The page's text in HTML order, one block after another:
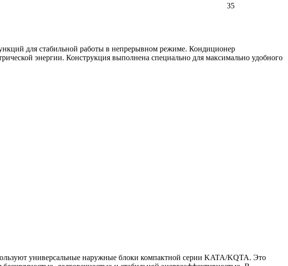
35
для стабильной работы в непрерывном режиме. Кондиционер
энергии. Конструкция выполнена специально для максимально удобного
универсальные наружные блоки компактной серии KATA/KQTA. Это